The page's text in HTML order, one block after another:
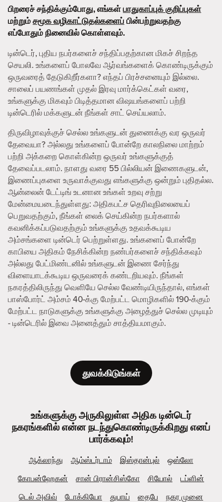
பிறரைச் சந்திக்கும்போது, எங்கள்பாதுகாப்புக் குறிப்புகள்
மற்றும்சமூக வழிகாட்டுதல்களைப் பின்பற்றுவதற்கு
எப்போதும் நினைவில் கொள்ளவும்.
டின்டெர், புதிய நபர்களைச் சந்திப்பதற்கான மிகச் சிறந்த
செயலி. உங்களைப் போலவே ஆர்வங்களைக் கொண்டிருக்கும்
ஒருவரைத் தேடுகிறீர்களா? எந்தப் பிரச்சனையும் இல்லை.
சாலைப் பயணங்கள் முதல் இரவு மார்க்கெட்கள் வரை,
உங்களுக்கு மிகவும் பிடித்தமான விஷயங்களைப் பற்றி
டின்டெரில் மக்களுடன் நீங்கள் சாட் செய்யலாம்.
திருவிழாவுக்குச் செல்ல உங்களுடன் துணைக்கு வர ஒருவர்
தேவையா? அல்லது உங்களைப் போன்றே காலநிலை மாற்றம்
பற்றி அக்கறை கொள்கின்ற ஒருவர் உங்களுக்குத்
தேவைப்படலாம். நாளது வரை 55 பில்லியன் இணைகளுடன்,
இணைப்புகளை உருவாக்குவது எங்களுக்கு ஒன்றும் புதிதல்ல.
ஆன்லைன் டேட்டிங் உடனான உங்கள் உறவு சற்று
மேன்மையடைந்துள்ளது: அதிகபட்ச தெரிவுநிலையைப்
பெறுவதற்கும், நீங்கள் லைக் செய்கின்ற நபர்களால்
கவனிக்கப்படுவதற்கும் உங்களுக்கு உதவக்கூடிய
அம்சங்களை டின்டெர் பெற்றுள்ளது. உங்களைப் போன்றே
காபியை அதிகம் நேசிக்கின்ற நண்பர்களைச் சந்திக்கவும்
அல்லது பேட்மிண்டனில் உங்களுடன் இணை சேர்ந்து
விளையாடக்கூடிய ஒருவரைக் கண்டறியவும். நீங்கள்
நகரத்திலிருந்து வெளியே செல்ல வேண்டியிருந்தால், எங்கள்
பாஸ்போர்ட் அம்சம் 40-க்கு மேற்பட்ட மொழிகளில் 190-க்கும்
மேற்பட்ட நாடுகளுக்கு உங்களுக்கு அழைத்துச் செல்ல முடியும்
- டின்டெரில் இவை அனைத்தும் சாத்தியமாகும்.
துவக்கிடுங்கள்
உங்களுக்கு அருகிலுள்ள அதிக டின்டெர்
நகரங்களில் என்ன நடந்துகொண்டிருக்கிறது எனப்
பார்க்கவும்!
ஆக்லாந்து ஆம்ஸ்டர்டாம் இஸ்தான்புல்
ஒஸ்லோ
கோபன்ஹேகன்
சான் பிரான்சிஸ்கோ சியோல்
டப்ளின்
டெல் அவிவ்
டோக்கியோ துபாய் தைபே
நகர முனை